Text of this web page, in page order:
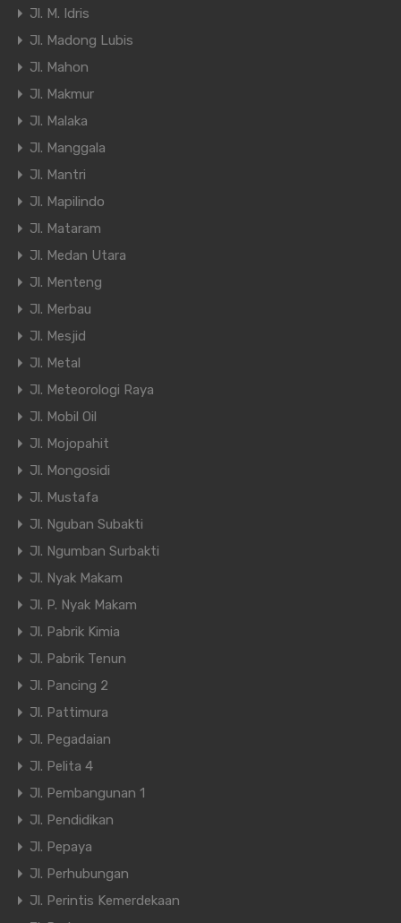
Jl. M. Idris
Jl. Madong Lubis
Jl. Mahon
Jl. Makmur
Jl. Malaka
Jl. Manggala
Jl. Mantri
Jl. Mapilindo
Jl. Mataram
Jl. Medan Utara
Jl. Menteng
Jl. Merbau
Jl. Mesjid
Jl. Metal
Jl. Meteorologi Raya
Jl. Mobil Oil
Jl. Mojopahit
Jl. Mongosidi
Jl. Mustafa
Jl. Nguban Subakti
Jl. Ngumban Surbakti
Jl. Nyak Makam
Jl. P. Nyak Makam
Jl. Pabrik Kimia
Jl. Pabrik Tenun
Jl. Pancing 2
Jl. Pattimura
Jl. Pegadaian
Jl. Pelita 4
Jl. Pembangunan 1
Jl. Pendidikan
Jl. Pepaya
Jl. Perhubungan
Jl. Perintis Kemerdekaan